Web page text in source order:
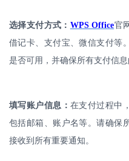
选择支付方式： WPS Office官
借记卡、支付宝、微信支付等
是否可用，并确保所有支付信息
填写账户信息： 在支付过程中
包括邮箱、账户名等。请确保
接收到所有重要通知。